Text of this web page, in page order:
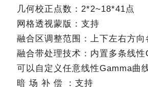
几何校正点数：2*2~18*41点
网格透视蒙版：支持
融合区调整范围：上下左右方向
融合带处理技术：内置多条线
可以自定义任意线性Gamma曲
暗 场 补 偿 ：支持